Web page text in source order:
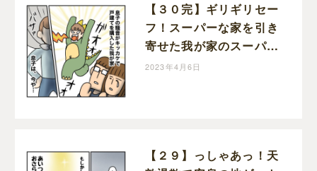
【３０完】ギリギリセー
フ！スーパーな家を引き
寄せた我が家のスーパー
ヒーローに感謝！半額一
2023年4月6日
【２９】っしゃあっ！天